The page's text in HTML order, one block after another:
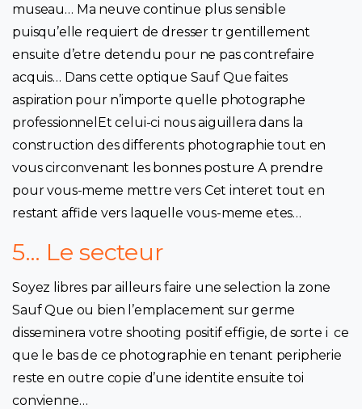
museau… Ma neuve continue plus sensible
puisqu’elle requiert de dresser tr gentillement
ensuite d’etre detendu pour ne pas contrefaire
acquis… Dans cette optique Sauf Que faites
aspiration pour n’importe quelle photographe
professionnelEt celui-ci nous aiguillera dans la
construction des differents photographie tout en
vous circonvenant les bonnes posture A prendre
pour vous-meme mettre vers Cet interet tout en
restant affide vers laquelle vous-meme etes…
5… Le secteur
Soyez libres par ailleurs faire une selection la zone
Sauf Que ou bien l’emplacement sur germe
disseminera votre shooting positif effigie, de sorte i ce
que le bas de ce photographie en tenant peripherie
reste en outre copie d’une identite ensuite toi
convienne…